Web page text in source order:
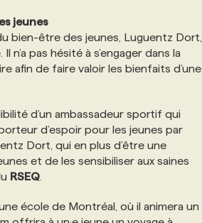
jeunes
bien-être des jeunes, Luguentz Dort,
n’a pas hésité à s’engager dans la
afin de faire valoir les bienfaits d’une
d’un ambassadeur sportif qui
d’espoir pour les jeunes par
Dort, qui en plus d’être une
et de les sensibiliser aux saines
RSEQ
école de Montréal, où il animera un